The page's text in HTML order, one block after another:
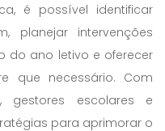
é possível identificar
planejar intervenções
do ano letivo e oferecer
que necessário. Com
gestores escolares e
para aprimorar o